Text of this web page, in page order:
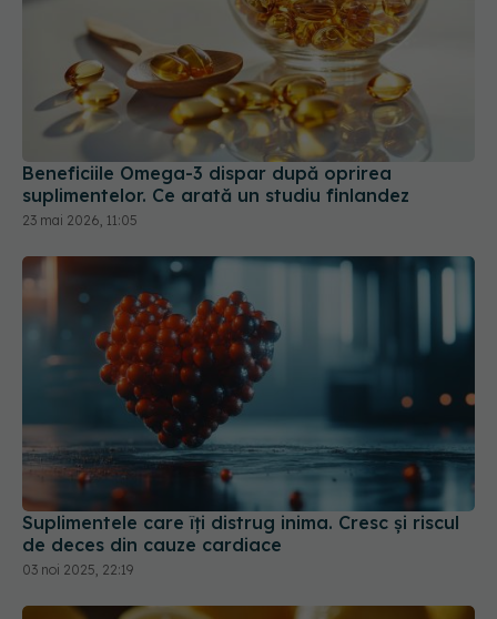
Beneficiile Omega-3 dispar după oprirea
suplimentelor. Ce arată un studiu finlandez
23 mai 2026, 11:05
Suplimentele care îți distrug inima. Cresc și riscul
de deces din cauze cardiace
03 noi 2025, 22:19